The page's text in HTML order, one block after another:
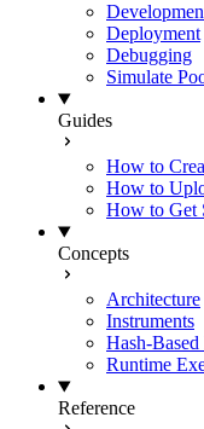
Deployment
Debugging
Simulate
Guides
How to
How to
How to Get
Concepts
Architecture
Instruments
Hash-
Runtime
Reference